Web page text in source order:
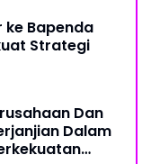
ke Bapenda
Strategi
Dan
Dalam